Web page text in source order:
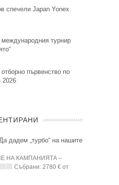
спечели Japan Yonex
турнир
първенство по
2026
дадем „турбо“ на нашите
НА КАМПАНИЯТА –
Събрани: 2780 € от